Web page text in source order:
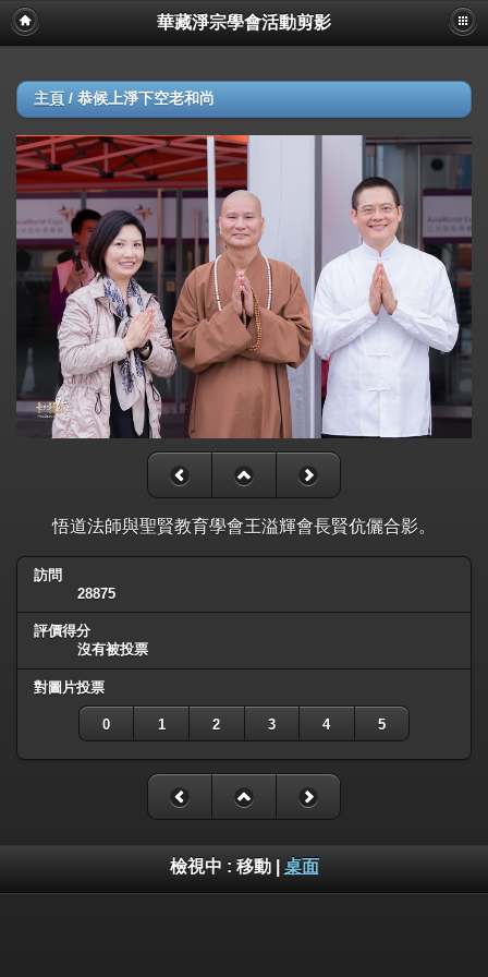
華藏淨宗學會活動剪影
主頁 / 恭候上淨下空老和尚
悟道法師與聖賢教育學會王溢輝會長賢伉儷合影。
訪問
28875
評價得分
沒有被投票
對圖片投票
0 1 2 3 4 5
檢視中 : 移動| 桌面